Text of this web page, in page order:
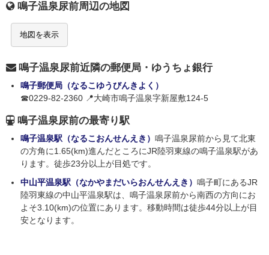
鳴子温泉尿前周辺の地図
地図を表示
鳴子温泉尿前近隣の郵便局・ゆうちょ銀行
鳴子郵便局（なるこゆうびんきよく）
☎0229-82-2360 📍大崎市鳴子温泉字新屋敷124-5
鳴子温泉尿前の最寄り駅
鳴子温泉駅（なるこおんせんえき） 鳴子温泉尿前から見て北東
の方角に1.65(km)進んだところにJR陸羽東線の鳴子温泉駅があ
ります。徒歩23分以上が目処です。
中山平温泉駅（なかやまだいらおんせんえき） 鳴子町にあるJR
陸羽東線の中山平温泉駅は、鳴子温泉尿前から南西の方向にお
よそ3.10(km)の位置にあります。移動時間は徒歩44分以上が目
安となります。